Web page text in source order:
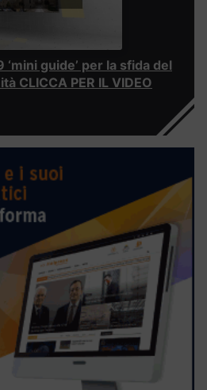
‘mini guide’ per la sfida del
CLICCA PER IL VIDEO